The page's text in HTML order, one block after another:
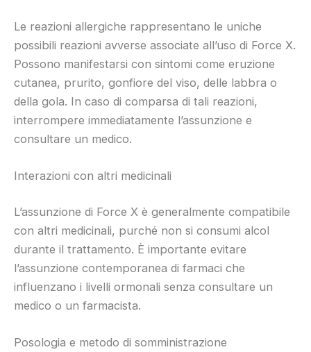
Le reazioni allergiche rappresentano le uniche
possibili reazioni avverse associate all’uso di Force X.
Possono manifestarsi con sintomi come eruzione
cutanea, prurito, gonfiore del viso, delle labbra o
della gola. In caso di comparsa di tali reazioni,
interrompere immediatamente l’assunzione e
consultare un medico.
Interazioni con altri medicinali
L’assunzione di Force X è generalmente compatibile
con altri medicinali, purché non si consumi alcol
durante il trattamento. È importante evitare
l’assunzione contemporanea di farmaci che
influenzano i livelli ormonali senza consultare un
medico o un farmacista.
Posologia e metodo di somministrazione